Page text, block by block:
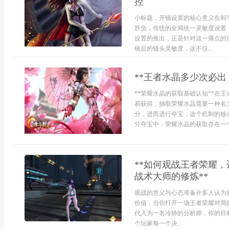
小标题，开镜设置的核心意义在
胜负，传统的全局统一灵敏度设
设置的推出，正是针对这一痛点
镜后的镜头灵敏度，这不仅...
**王者水晶多少次必
**荣耀水晶的获取基础认知**在王
易获得，抽取荣耀水晶需要一种
分，进而进行夺宝，这个机制的
分夺宝中，荣耀水晶的获取存在一
**如何观战王者荣耀
战术大师的修炼**
观战的意义与心态准备许多人认
价值，当你打开一场王者荣耀对
代入为一名冷静的分析师，你的
个玩家每一个决...